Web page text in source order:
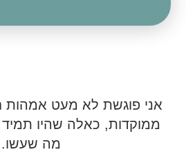
אני פוגשת לא מעט אמהות
ממוקדות, כאלה שהיו
מה שעשו.